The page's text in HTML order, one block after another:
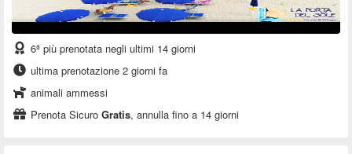
6ª più prenotata negli ultimi 14 giorni
ultima prenotazione 2 giorni fa
animali ammessi
Prenota Sicuro Gratis, annulla fino a 14 giorni